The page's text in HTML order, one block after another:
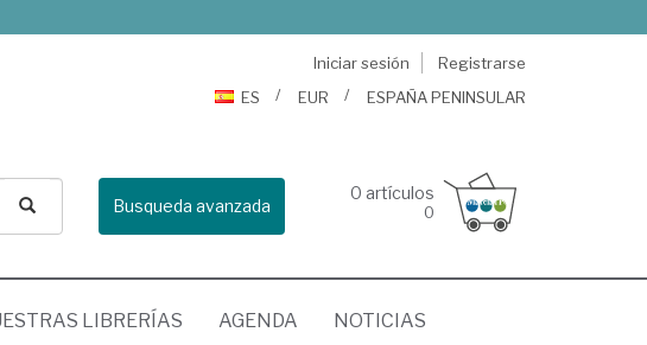
Iniciar sesión
Registrarse
ES
EUR ESPAÑA PENINSULAR
Busqueda avanzada
0 artículos
0
LIBRERÍAS AGENDA NOTICIAS